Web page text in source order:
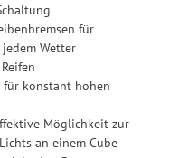
für
Wetter
für konstant hohen
Möglichkeit zur
an einem Cube